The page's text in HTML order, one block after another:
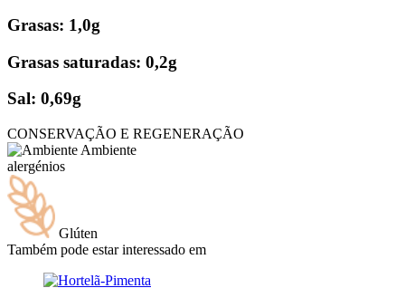
Grasas: 1,0g
Grasas saturadas: 0,2g
Sal: 0,69g
CONSERVAÇÃO E REGENERAÇÃO
Ambiente
alergénios
Glúten
Também pode estar interessado em